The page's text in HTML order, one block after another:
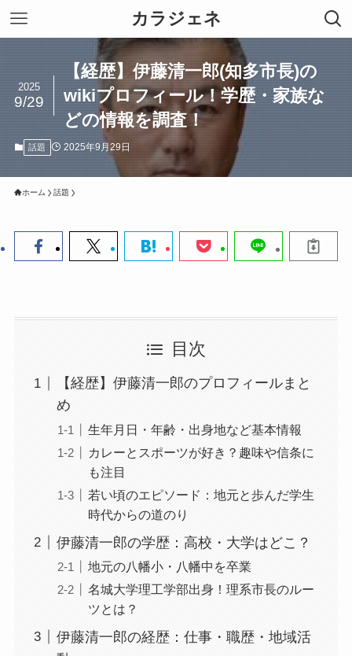
カラジェネ
【経歴】伊藤清一郎(知多市長)の
wikiプロフィール！学歴・家族な
どの情報を調査！
2025
9/29
話題 2025年9月29日
ホーム 話題
目次
【経歴】伊藤清一郎のプロフィールまと
め
生年月日・年齢・出身地など基本情報
カレーとスポーツが好き？趣味や信条に
も注目
若い頃のエピソード：地元と歩んだ学生
時代からの道のり
伊藤清一郎の学歴：高校・大学はどこ？
地元の八幡小・八幡中を卒業
名城大学理工学部出身！理系市長のルー
ツとは？
伊藤清一郎の経歴：仕事・職歴・地域活